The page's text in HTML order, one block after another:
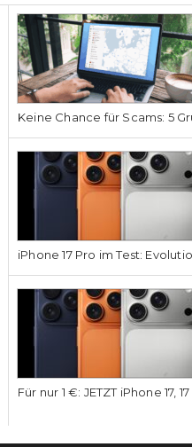
Keine Chance für Scams: 5
iPhone 17 Pro im Test:
Für nur 1 €: JETZT iPhone 17,